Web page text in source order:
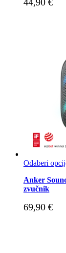
Odaberi
Anker
zvučnik
69,90 €